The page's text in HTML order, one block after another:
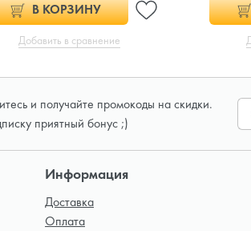
В КОРЗИНУ
Добавить в сравнение
и получайте промокоды на скидки.
приятный бонус ;)
Информация
Доставка
Оплата